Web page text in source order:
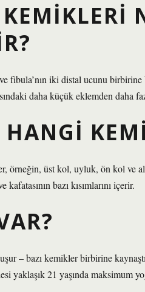
fibula’nın iki distal ucunu
daha küçük eklemden daha
örneğin, üst kol, uyluk, ön kol ve
bazı kısımlarını içerir.
– bazı kemikler birbirine
yaklaşık 21 yaşında maksimum